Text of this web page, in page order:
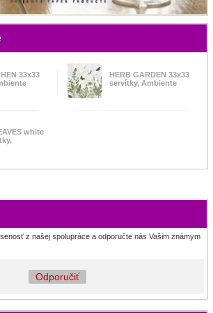
33x33
HERB GARDEN 33x33
servítky, Ambiente
white
z našej spolupráce a odporučte nás Vašim známym
Odporučiť